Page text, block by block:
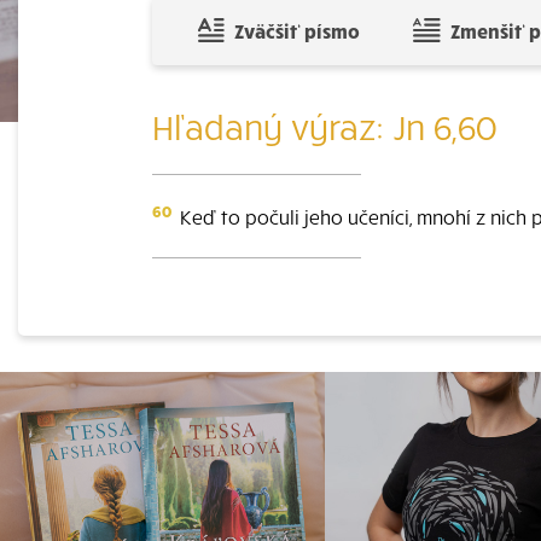
Zväčšiť písmo Zmenšiť
Hľadaný výraz: Jn 6,60
60 Keď to počuli jeho učeníci, mnohí z